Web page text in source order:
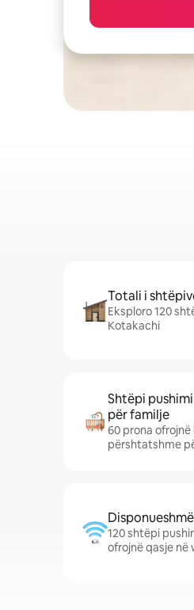
Totali i
Eksploro 120
Kotakachi
Shtëpi
për familje
60 prona
përshtatshme
120 shtëpi
ofrojnë qasje në